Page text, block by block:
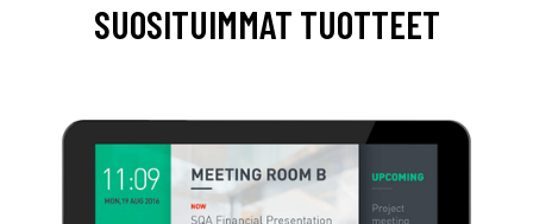
SUOSITUIMMAT TUOTTEET